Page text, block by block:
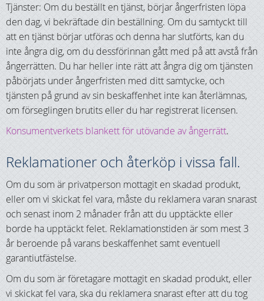
Tjänster: Om du beställt en tjänst, börjar ångerfristen löpa
den dag, vi bekräftade din beställning. Om du samtyckt till
att en tjänst börjar utföras och denna har slutförts, kan du
inte ångra dig, om du dessförinnan gått med på att avstå från
ångerrätten. Du har heller inte rätt att ångra dig om tjänsten
påbörjats under ångerfristen med ditt samtycke, och
tjänsten på grund av sin beskaffenhet inte kan återlämnas,
om förseglingen brutits eller du har registrerat licensen.
Konsumentverkets blankett för utövande av ångerrätt.
Reklamationer och återköp i vissa fall.
Om du som är privatperson mottagit en skadad produkt,
eller om vi skickat fel vara, måste du reklamera varan snarast
och senast inom 2 månader från att du upptäckte eller
borde ha upptäckt felet. Reklamationstiden är som mest 3
år beroende på varans beskaffenhet samt eventuell
garantiutfästelse.
Om du som är företagare mottagit en skadad produkt, eller
vi skickat fel vara, ska du reklamera snarast efter att du tog